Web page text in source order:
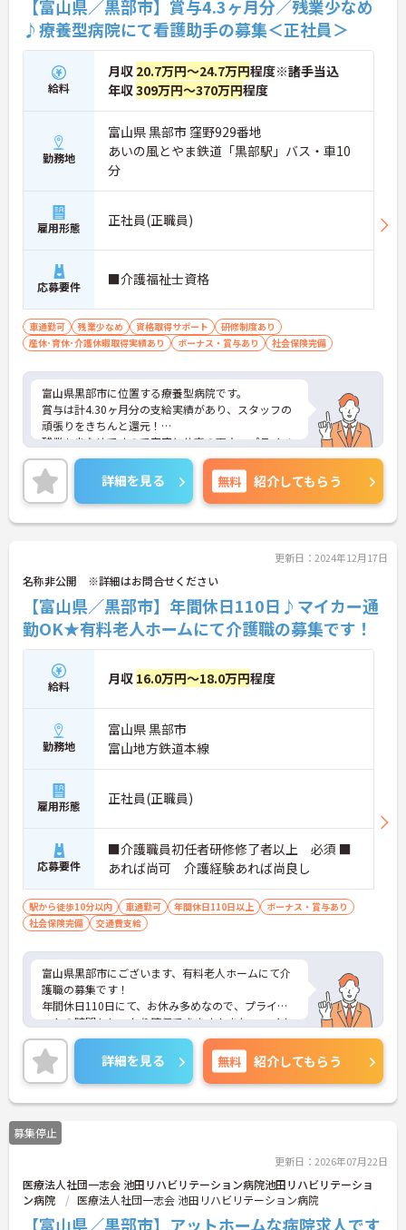
【富山県／黒部市】賞与4.3ヶ月分／残業少なめ
♪療養型病院にて看護助手の募集＜正社員＞
給料
月収 20.7万円～24.7万円程度※諸手当込
年収309万円～370万円程度
勤務地
富山県 黒部市 窪野929番地
あいの風とやま鉄道「黒部駅」バス・車10
分
雇用形態 正社員(正職員)
応募要件 ■介護福祉士資格
車通勤可 残業少なめ 資格取得サポート
研修制度あり
産休･育休･介護休暇取得実績あり
ボーナス・賞与あり 社会保険完備
富山県黒部市に位置する療養型病院です。
賞与は計4.30ヶ月分の支給実績があり、スタッフの
頑張りをきちんと還元！
残業も少なめですので家庭と仕事の両立、プライベ
ートも充実出来ます。
ご興味をお持ちの方はお気軽にお問い合わせくださ
い。
詳細を見る 無料 紹介してもらう
更新日：2024年12月17日
名称非公開 ※詳細はお問合せください
【富山県／黒部市】年間休日110日♪マイカー通
勤OK★有料老人ホームにて介護職の募集です！
給料 月収 16.0万円～18.0万円程度
勤務地
富山県 黒部市
富山地方鉄道本線
雇用形態 正社員(正職員)
応募要件
■介護職員初任者研修修了者以上 必須 ■
あれば尚可 介護経験あれば尚良し
駅から徒歩10分以内 車通勤可 年間休日110日以上
ボーナス・賞与あり
社会保険完備
交通費支給
富山県黒部市にございます、有料老人ホームにて介
護職の募集です！
年間休日110日にて、お休み多めなので、プライベ
ートの時間もしっかり確保できます！また、マイカ
ー通勤OKなので、通勤も楽々です◎
ご興味のある方は、マイナビ介護職までお問い合わ
せください。
詳細を見る 無料 紹介してもらう
募集停止
更新日：2026年07月22日
医療法人社団一志会 池田リハビリテーション病院池田リハビリテーショ
ン病院
医療法人社団一志会 池田リハビリテーション病院
【富山県／黒部市】アットホームな病院求人です